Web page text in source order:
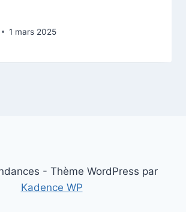
1 mars 2025
- Thème WordPress par
Kadence WP